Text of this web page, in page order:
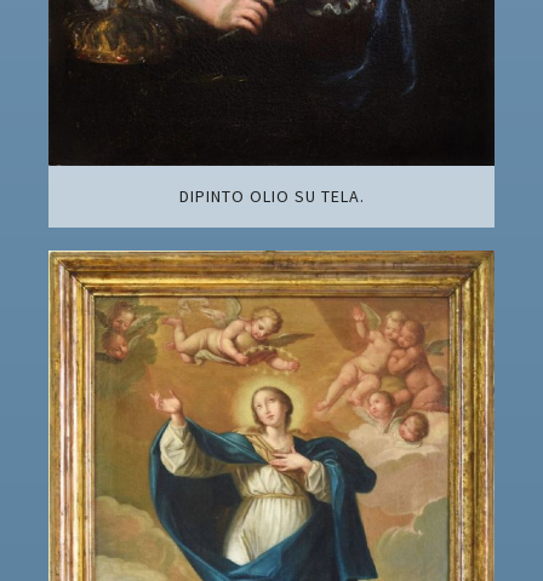
DIPINTO OLIO SU TELA.